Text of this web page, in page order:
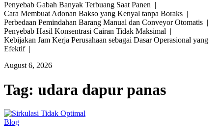
Penyebab Gabah Banyak Terbuang Saat Panen |
Cara Membuat Adonan Bakso yang Kenyal tanpa Boraks |
Perbedaan Pemindahan Barang Manual dan Conveyor Otomatis |
Penyebab Hasil Konsentrasi Cairan Tidak Maksimal |
Kebijakan Jam Kerja Perusahaan sebagai Dasar Operasional yang
Efektif |
August 6, 2026
Tag: udara dapur panas
Blog